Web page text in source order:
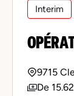
Interim
9715
De